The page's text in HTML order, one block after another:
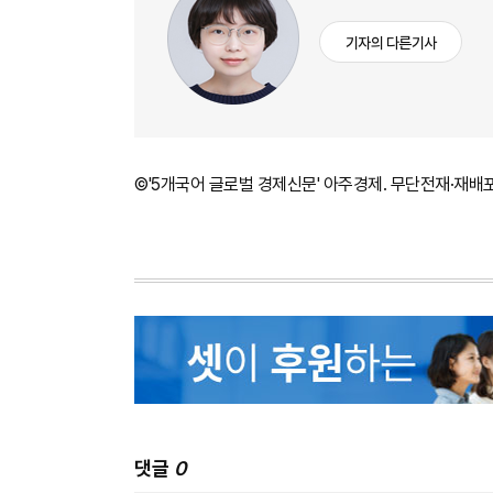
기자의 다른기사
©'5개국어 글로벌 경제신문' 아주경제. 무단전재·재배
댓글 0